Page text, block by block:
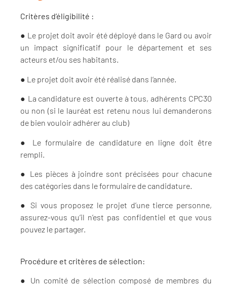
Critères d’éligibilité :
● Le projet doit avoir été déployé dans le Gard ou avoir
un impact significatif pour le département et ses
acteurs et/ou ses habitants.
● Le projet doit avoir été réalisé dans l’année.
● La candidature est ouverte à tous, adhérents CPC30
ou non (si le lauréat est retenu nous lui demanderons
de bien vouloir adhérer au club)
● Le formulaire de candidature en ligne doit être
rempli.
● Les pièces à joindre sont précisées pour chacune
des catégories dans le formulaire de candidature.
● Si vous proposez le projet d’une tierce personne,
assurez-vous qu’il n’est pas confidentiel et que vous
pouvez le partager.
Procédure et critères de sélection:
● Un comité de sélection composé de membres du